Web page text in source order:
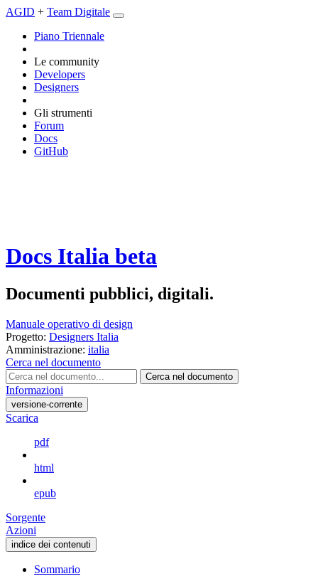
AGID + Team Digitale
Piano Triennale
Le community
Developers
Designers
Gli strumenti
Forum
Docs
GitHub
Docs Italia beta
Documenti pubblici, digitali.
Manuale operativo di design
Progetto: Designers Italia
Amministrazione: italia
Cerca nel documento
Cerca nel documento
Informazioni
versione-corrente
Scarica
pdf
html
epub
Sorgente
Azioni
indice dei contenuti
Sommario